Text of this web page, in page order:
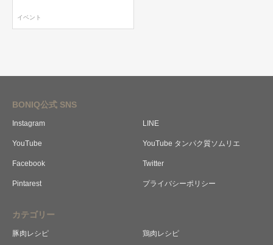
イベント
BONIQ公式 SNS
Instagram LINE
YouTube YouTube タンパク質ソムリエ
Facebook Twitter
Pintarest プライバシーポリシー
カテゴリー
豚肉レシピ 鶏肉レシピ